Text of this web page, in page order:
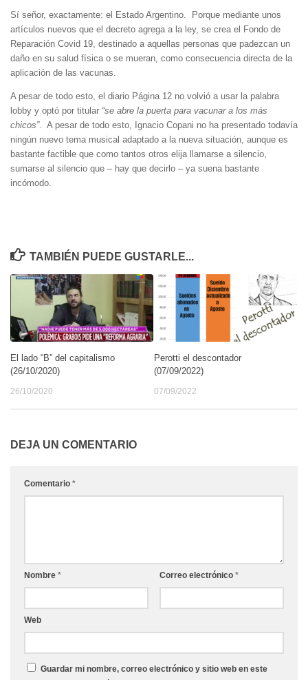
Sí señor, exactamente: el Estado Argentino. Porque mediante unos
artículos nuevos que el decreto agrega a la ley, se crea el Fondo de
Reparación Covid 19, destinado a aquellas personas que padezcan un
daño en su salud física o se mueran, como consecuencia directa de la
aplicación de las vacunas.
A pesar de todo esto, el diario Página 12 no volvió a usar la palabra
lobby y optó por titular “se abre la puerta para vacunar a los más
chicos”. A pesar de todo esto, Ignacio Copani no ha presentado todavía
ningún nuevo tema musical adaptado a la nueva situación, aunque es
bastante factible que como tantos otros elija llamarse a silencio,
sumarse al silencio que – hay que decirlo – ya suena bastante
incómodo.
TAMBIÉN PUEDE GUSTARLE...
El lado “B” del capitalismo
(26/10/2020)
26/10/2020
Perotti el descontador
(07/09/2022)
07/09/2022
DEJA UN COMENTARIO
Comentario *
Nombre * Correo electrónico *
Web
Guardar mi nombre, correo electrónico y sitio web en este